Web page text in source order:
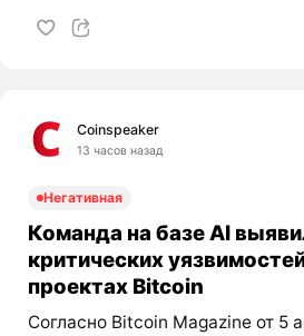
Coinspeaker
13 часов назад
Негативная
Команда на базе AI
критических
проектах Bitcoin
Согласно Bitcoin Magazine от 5